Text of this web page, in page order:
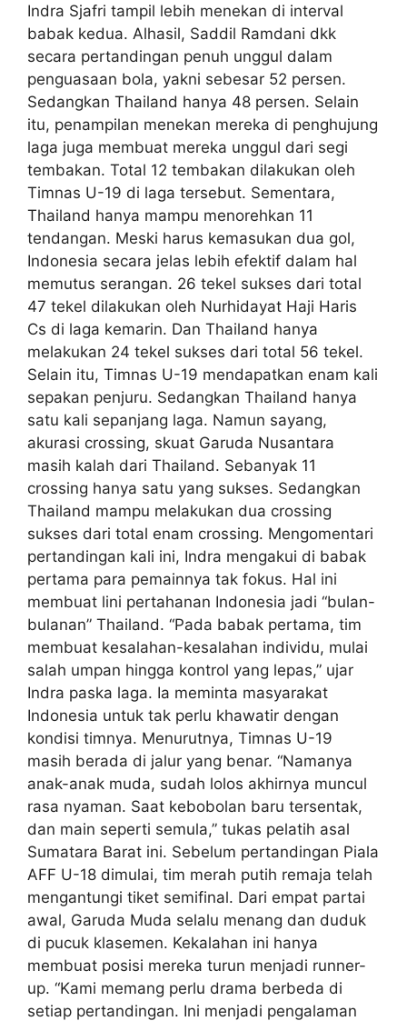
Indra Sjafri tampil lebih menekan di interval
babak kedua. Alhasil, Saddil Ramdani dkk
secara pertandingan penuh unggul dalam
penguasaan bola, yakni sebesar 52 persen.
Sedangkan Thailand hanya 48 persen. Selain
itu, penampilan menekan mereka di penghujung
laga juga membuat mereka unggul dari segi
tembakan. Total 12 tembakan dilakukan oleh
Timnas U-19 di laga tersebut. Sementara,
Thailand hanya mampu menorehkan 11
tendangan. Meski harus kemasukan dua gol,
Indonesia secara jelas lebih efektif dalam hal
memutus serangan. 26 tekel sukses dari total
47 tekel dilakukan oleh Nurhidayat Haji Haris
Cs di laga kemarin. Dan Thailand hanya
melakukan 24 tekel sukses dari total 56 tekel.
Selain itu, Timnas U-19 mendapatkan enam kali
sepakan penjuru. Sedangkan Thailand hanya
satu kali sepanjang laga. Namun sayang,
akurasi crossing, skuat Garuda Nusantara
masih kalah dari Thailand. Sebanyak 11
crossing hanya satu yang sukses. Sedangkan
Thailand mampu melakukan dua crossing
sukses dari total enam crossing. Mengomentari
pertandingan kali ini, Indra mengakui di babak
pertama para pemainnya tak fokus. Hal ini
membuat lini pertahanan Indonesia jadi “bulan-
bulanan” Thailand. “Pada babak pertama, tim
membuat kesalahan-kesalahan individu, mulai
salah umpan hingga kontrol yang lepas,” ujar
Indra paska laga. Ia meminta masyarakat
Indonesia untuk tak perlu khawatir dengan
kondisi timnya. Menurutnya, Timnas U-19
masih berada di jalur yang benar. “Namanya
anak-anak muda, sudah lolos akhirnya muncul
rasa nyaman. Saat kebobolan baru tersentak,
dan main seperti semula,” tukas pelatih asal
Sumatara Barat ini. Sebelum pertandingan Piala
AFF U-18 dimulai, tim merah putih remaja telah
mengantungi tiket semifinal. Dari empat partai
awal, Garuda Muda selalu menang dan duduk
di pucuk klasemen. Kekalahan ini hanya
membuat posisi mereka turun menjadi runner-
up. “Kami memang perlu drama berbeda di
setiap pertandingan. Ini menjadi pengalaman